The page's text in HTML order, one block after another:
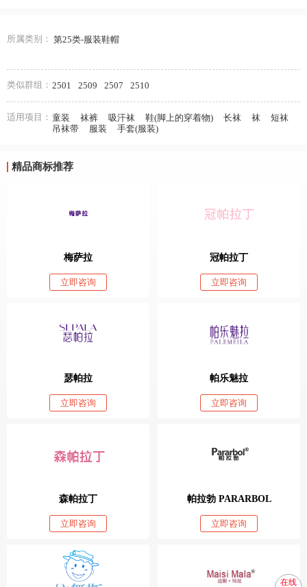
所属类别： 第25类-服装鞋帽
类似群组： 2501 2509 2507 2510
适用项目： 童装 袜裤 吸汗袜 鞋(脚上的穿着物) 长袜 袜
短袜
吊袜带
服装 手套(服装)
精品商标推荐
梅萨拉
立即咨询
冠帕拉丁
立即咨询
瑟帕拉
立即咨询
帕乐魅拉
立即咨询
森帕拉丁
立即咨询
帕拉勃 PARARBOL
立即咨询
在线